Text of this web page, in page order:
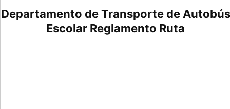
Departamento de Transporte de Autobús
Escolar Reglamento Ruta